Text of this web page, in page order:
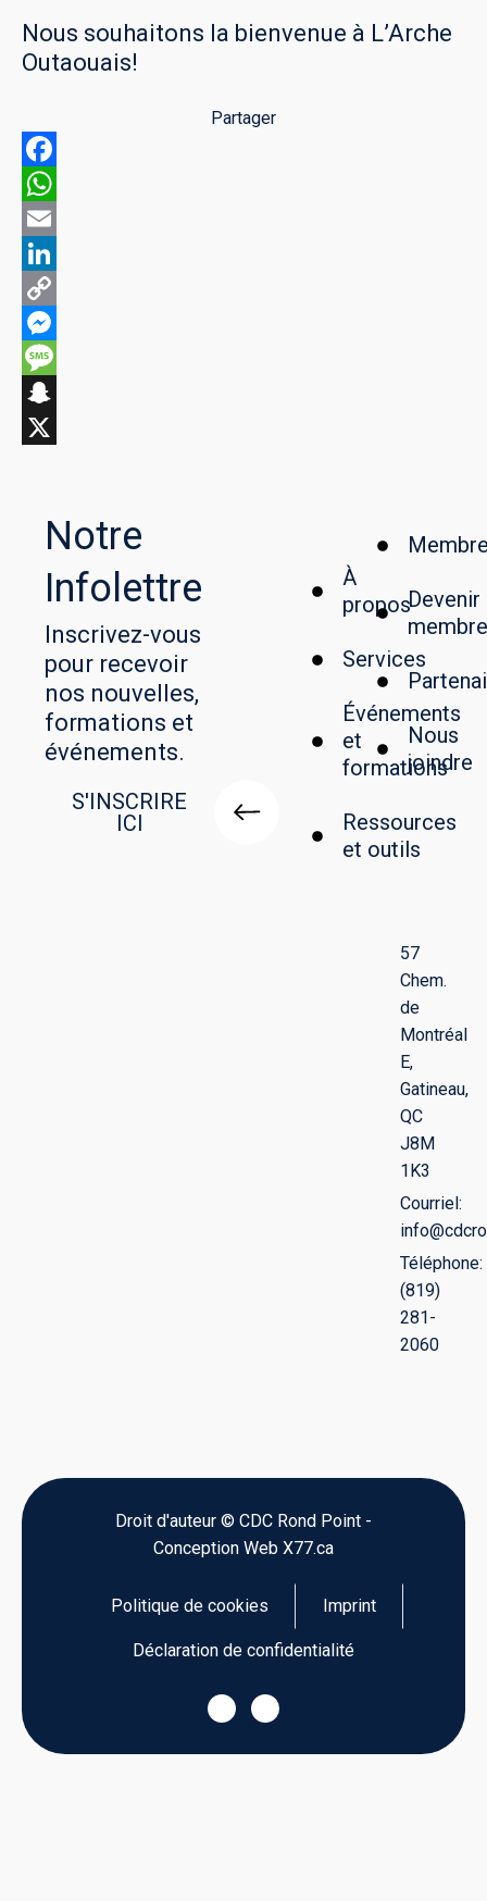
Nous souhaitons la bienvenue à L’Arche
Outaouais!
Partager
Notre
Infolettre
Inscrivez-vous
pour recevoir
nos nouvelles,
formations et
événements.
S'INSCRIRE
ICI
À
propos
Services
Événements
et
formations
Ressources
et outils
Devenir
membre
Nous
joindre
57
Chem.
de
Montréal
E,
Gatineau,
QC
J8M
1K3
Courriel:
Téléphone:
(819)
281-
2060
Droit d'auteur © CDC Rond Point -
Conception Web X77.ca
Politique de cookies Imprint
Déclaration de confidentialité